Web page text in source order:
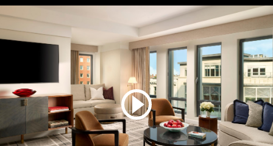
和
度
假
村